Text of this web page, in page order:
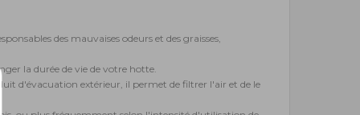
des mauvaises odeurs et des graisses,
la durée de vie de votre hotte.
d'évacuation extérieur, il permet de filtrer l'air et de le